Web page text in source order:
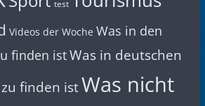
test
Videos der Woche Was in den
finden istWas in deutschen
finden istWas nicht